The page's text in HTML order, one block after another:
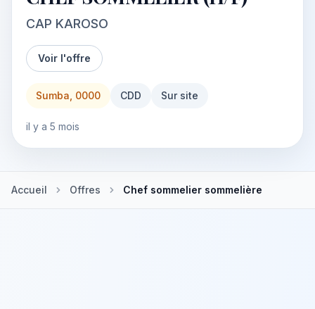
CAP KAROSO
Voir l'offre
Sumba, 0000 CDD Sur site
il y a 5 mois
Accueil Offres Chef sommelier sommelière